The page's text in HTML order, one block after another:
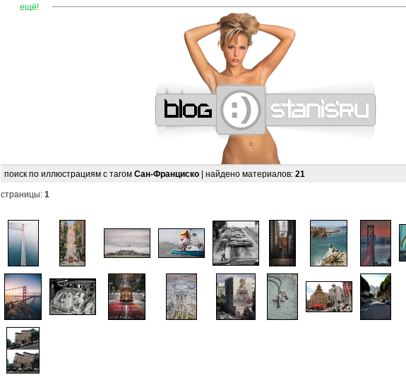
ещё! ———————————————————————————————
поиск по иллюстрациям с тагом Сан-Франциско | найдено материалов: 21
страницы: 1